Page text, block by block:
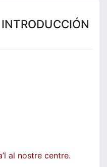
al nostre centre.